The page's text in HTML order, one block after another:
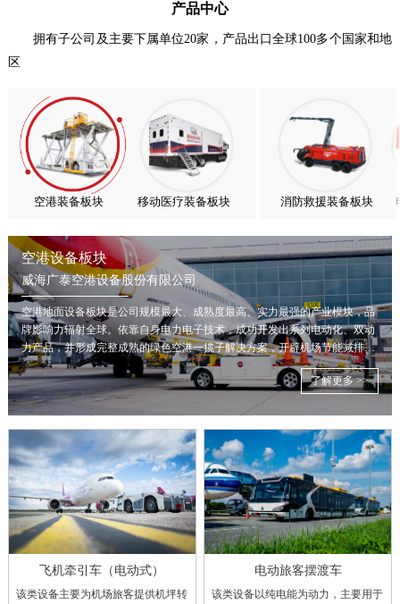
喜报！威海广泰ESG评级荣获AAA级 可持续发展实力获权威…
扬帆出海，聚力同行｜广大航服开启国际化新征程
产品中心
拥有子公司及主要下属单位20家，产品出口全球100多个国家和地
区
空港装备板块 移动医疗装备板块 消防救援装备板块
空港设备板块
威海广泰空港设备股份有限公司
空港地面设备板块是公司规模最大、成熟度最高、实力最强的产业模块，品
牌影响力辐射全球。依靠自身电力电子技术，成功开发出系列电动化、双动
力产品，并形成完整成熟的绿色空港一揽子解决方案，开辟机场节能减排新
局面。
了解更多 >>
飞机牵引车（电动式）
该类设备主要为机场旅客提供机坪转
电动旅客摆渡车
该类设备以纯电能为动力，主要用于